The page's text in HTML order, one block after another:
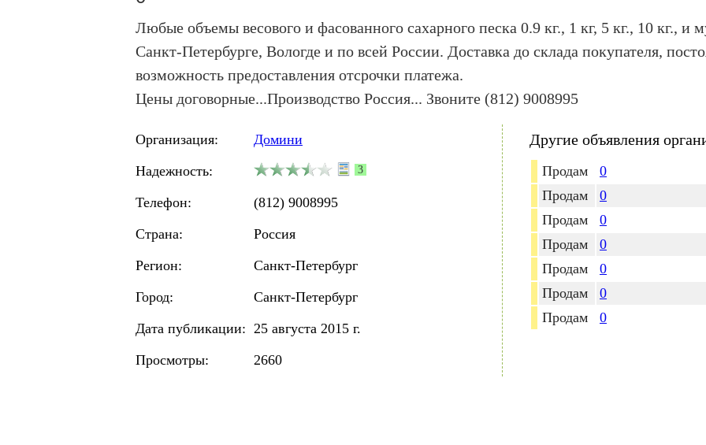
Любые объемы весового и фасованного сахарного песка 0.9 кг., 1 кг, 5 кг., 10 кг., и
Санкт-Петербурге, Вологде и по всей России. Доставка до склада покупателя,
возможность предоставления отсрочки платежа.
Цены договорные...Производство Россия... Звоните (812) 9008995
Организация:
Домини
Надежность:
3
Телефон:
(812) 9008995
Страна:
Россия
Регион:
Санкт-Петербург
Город:
Санкт-Петербург
Дата публикации: 25 августа 2015 г.
Просмотры:
2660
Другие объявления
Продам
0
Продам
0
Продам
0
Продам
0
Продам
0
Продам
0
Продам
0